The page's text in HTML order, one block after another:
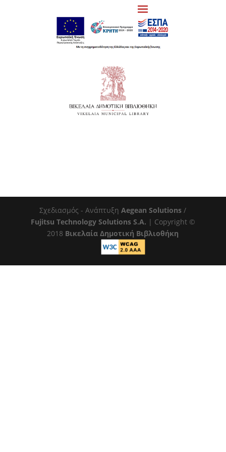
Σχεδιασμός - ΑνάπτυξηAegean Solutions /
Fujitsu Technology Solutions S.A. | Copyright ©
2018 Βικελαία Δημοτική Βιβλιοθήκη